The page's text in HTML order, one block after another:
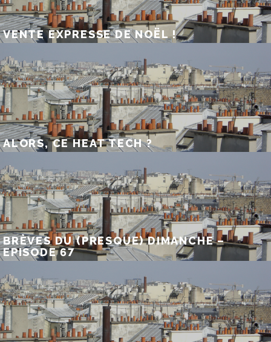
VENTE EXPRESSE DE NOËL !
ALORS, CE HEAT TECH ?
BRÈVES DU (PRESQUE) DIMANCHE –
EPISODE 67